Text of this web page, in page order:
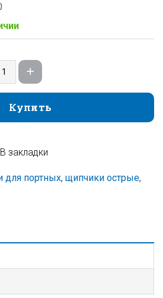
Купить
Купить
В закладки
для портных, щипчики острые,